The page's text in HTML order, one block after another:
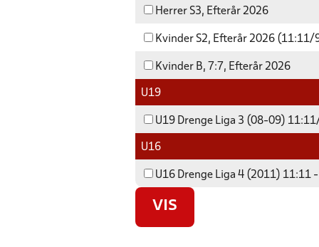
Herrer S3, Efterår 2026
Kvinder S2, Efterår 2026 (11:11/
Kvinder B, 7:7, Efterår 2026
U19
U19 Drenge Liga 3 (08-09)
U16
U16 Drenge Liga 4 (2011) 11:11
VIS